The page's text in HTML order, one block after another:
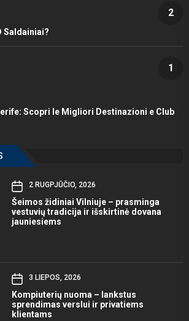
2
Saldainiai?
1
Scopri le Migliori Destinazioni e Club
2 RUGPJŪČIO, 2026
Šeimos židiniai Vilniuje – prasminga
vestuvių tradicija ir išskirtinė dovana
jauniesiems
3 LIEPOS, 2026
Kompiuterių nuoma – lankstus
sprendimas verslui ir privatiems
klientams